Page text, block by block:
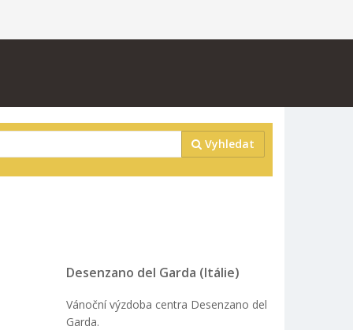
Vyhledat
Desenzano del Garda (Itálie)
Vánoční výzdoba centra Desenzano del
Garda.